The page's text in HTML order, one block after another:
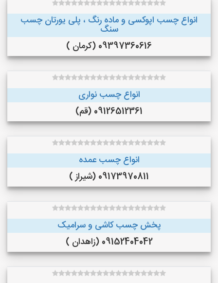
انواع چسب اپوکسی و ماده رنگ ، پلی یورتان چسب
سنگ
09397360616 (کرمان )
انواع چسب نواری
09126512361 (قم)
انواع چسب عمده
09173970811 (شیراز )
پخش چسب کاشی و سرامیک
09152404042 (زاهدان )